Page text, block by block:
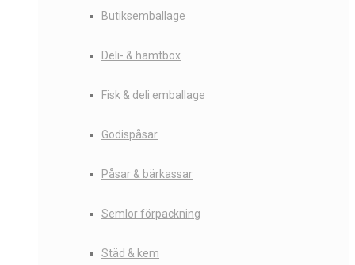
Butiksemballage
Deli- & hämtbox
Fisk & deli emballage
Godispåsar
Påsar & bärkassar
Semlor förpackning
Städ & kem